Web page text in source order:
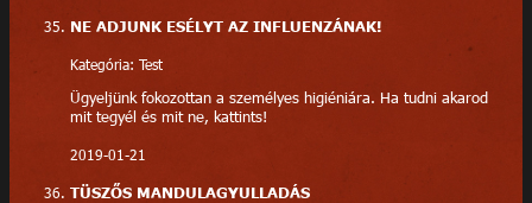
NE ADJUNK ESÉLYT AZ INFLUENZÁNAK!
Kategória: Test
Ügyeljünk fokozottan a személyes higiéniára. Ha tudni akarod
mit tegyél és mit ne, kattints!
2019-01-21
TÜSZŐS MANDULAGYULLADÁS